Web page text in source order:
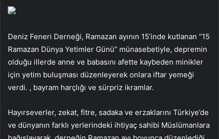
Deniz Feneri Derneği, Ramazan ayının 15’inde kutlanan “15
Ramazan Dünya Yetimler Günü” münasebetiyle, depremin
olduğu illerde anne ve babasını afette kaybeden minikler
için yetim buluşması düzenleyerek onlara iftar yemeği
verdi. , bayram harçlığı ve sürpriz ikramlar.
Hayırseverler, zekat, fitre, sadaka ve erzaklarını Türkiye’de
ve dünyanın farklı yerlerindeki ihtiyaç sahibi Müslümanlara